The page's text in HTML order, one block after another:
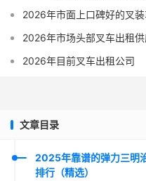
2026年市面上口碑好的叉
2026年市场头部叉车出租
2026年目前叉车出租公司
文章目录
2025年靠谱的弹力三明
排行（精选）